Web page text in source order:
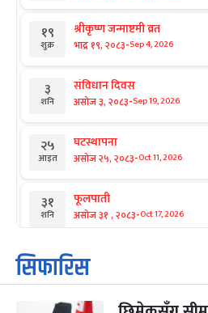
१९
शुक्र
श्रीकृष्ण जन्माष्टमी व्रत
भाद्र १९, २०८३-Sep 4, 2026
३
शनि
संविधान दिवस
असोज ३, २०८३-Sep 19, 2026
२५
आइत
घटस्थापना
असोज २५, २०८३-Oct 11, 2026
३१
शनि
फूलपाती
असोज ३१ , २०८३-Oct 17, 2026
१
आइत
कार्तिक सङ्क्रान्ति
कार्तिक १, २०८३
सिफारिस